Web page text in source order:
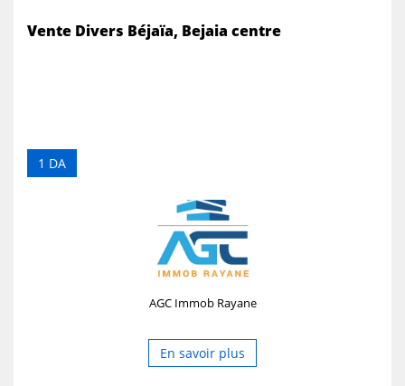
Vente Divers Béjaïa, Bejaia centre
1 DA
AGC Immob Rayane
En savoir plus